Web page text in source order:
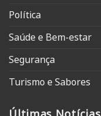
Política
Saúde e Bem-estar
Segurança
Turismo e Sabores